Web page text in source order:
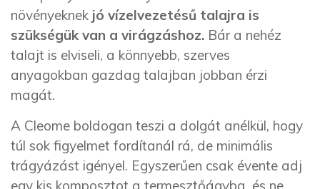
növényeknek jó vízelvezetésű talajra is
szükségük van a virágzáshoz. Bár a nehéz
talajt is elviseli, a könnyebb, szerves
anyagokban gazdag talajban jobban érzi
magát.
A Cleome boldogan teszi a dolgát anélkül, hogy
túl sok figyelmet fordítanál rá, de minimális
trágyázást igényel. Egyszerűen csak évente adj
egy kis komposztot a termesztőágyba, és ne